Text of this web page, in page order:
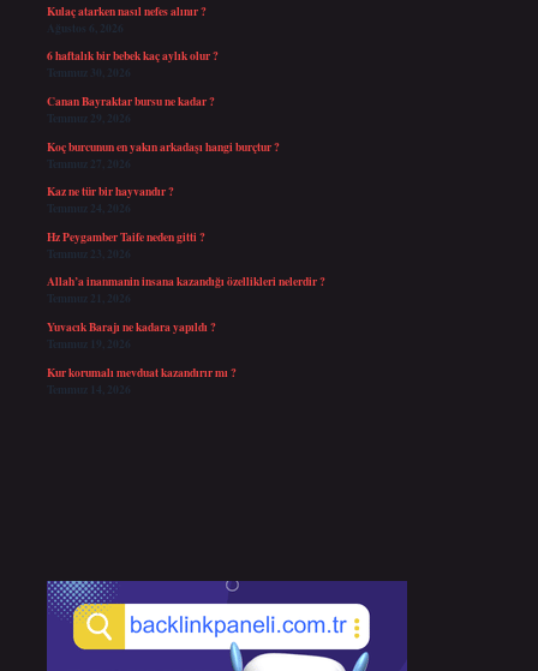
Kulaç atarken nasıl nefes alınır ?
Ağustos 6, 2026
6 haftalık bir bebek kaç aylık olur ?
Temmuz 30, 2026
Canan Bayraktar bursu ne kadar ?
Temmuz 29, 2026
Koç burcunun en yakın arkadaşı hangi burçtur ?
Temmuz 27, 2026
Kaz ne tür bir hayvandır ?
Temmuz 24, 2026
Hz Peygamber Taife neden gitti ?
Temmuz 23, 2026
Allah’a inanmanin insana kazandığı özellikleri nelerdir ?
Temmuz 21, 2026
Yuvacık Barajı ne kadara yapıldı ?
Temmuz 19, 2026
Kur korumalı mevduat kazandırır mı ?
Temmuz 14, 2026